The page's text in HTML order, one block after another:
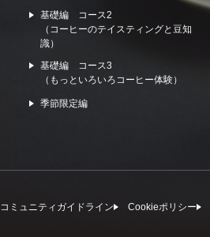
基礎編 コース2
（コーヒーのテイスティングと豆知
識）
基礎編 コース3
（もっといろいろコーヒー体験）
季節限定編
コミュニティガイドライン Cookieポリシー